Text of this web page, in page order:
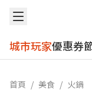
城市玩家優惠券
首頁 / 美食 / 火鍋